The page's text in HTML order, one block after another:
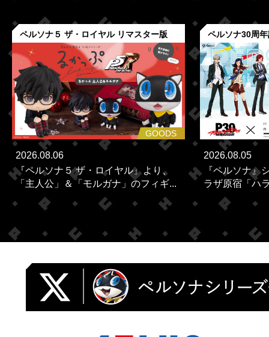
ペルソナ５ ザ・ロイヤル リマスター版
GOODS
2026.08.06
『ペルソナ５ ザ・ロイヤル』より、
「主人公」＆「モルガナ」のフィギ...
ペルソナ30周
2026.08.05
『ペルソナ』
ラザ原宿「ハ